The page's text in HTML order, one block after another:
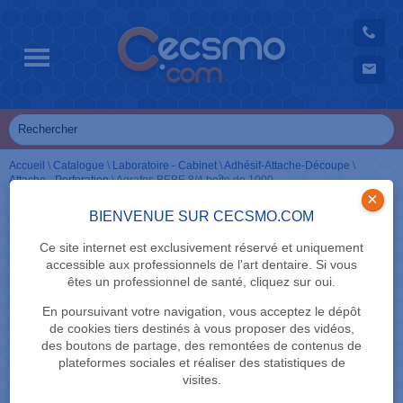
BIENVENUE SUR CECSMO.COM
Ce site internet est exclusivement réservé et uniquement
accessible aux professionnels de l'art dentaire. Si vous
êtes un professionnel de santé, cliquez sur oui.
En poursuivant votre navigation, vous acceptez le dépôt
de cookies tiers destinés à vous proposer des vidéos,
des boutons de partage, des remontées de contenus de
plateformes sociales et réaliser des statistiques de
visites.
×
Accueil \ Catalogue \ Laboratoire - Cabinet \Adhésif-Attache-Découpe \
Attache - Perforation\Agrafes BEBE 8/4 boîte de 1000